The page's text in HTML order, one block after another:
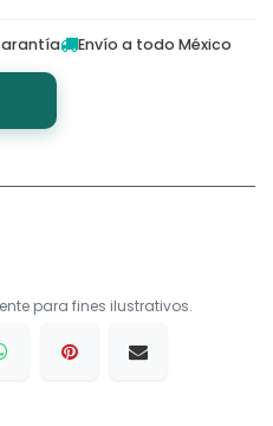
Envío a todo México
para fines ilustrativos.